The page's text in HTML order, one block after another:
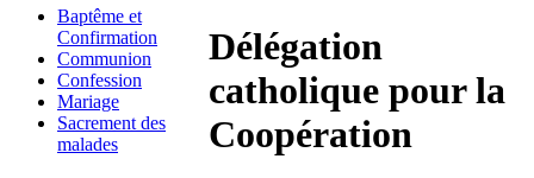
Baptême et
Confirmation
Communion
Confession
Mariage
Sacrement des
malades
Délégation
catholique pour la
Coopération